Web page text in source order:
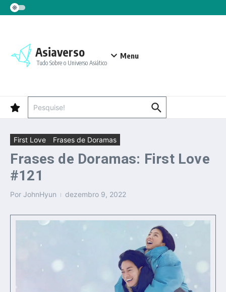
Ir para o conteúdo
Asiaverso
Tudo Sobre o Universo Asiático
Menu
First Love Frases de Doramas
Frases de Doramas: First Love
#121
Por JohnHyun dezembro 9, 2022